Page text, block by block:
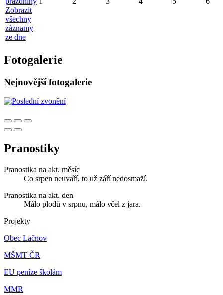
Zobrazit
všechny
záznamy
ze dne
Fotogalerie
Nejnovější fotogalerie
Pranostiky
Pranostika na akt. měsíc
Co srpen neuvaří, to už září nedosmaží.
Pranostika na akt. den
Málo plodů v srpnu, málo včel z jara.
Projekty
Obec Lačnov
MŠMT ČR
EU peníze školám
MMR